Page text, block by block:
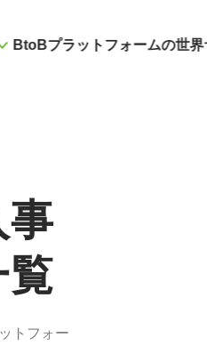
BtoBプラットフォームの世界
事
覧
トフォー